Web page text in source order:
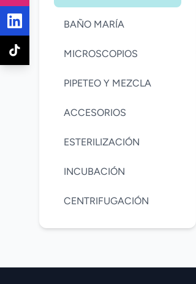
BAÑO MARÍA
MICROSCOPIOS
PIPETEO Y MEZCLA
ACCESORIOS
ESTERILIZACIÓN
INCUBACIÓN
CENTRIFUGACIÓN